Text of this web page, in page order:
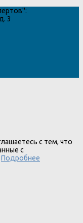
:
3
с тем, что
с
Подробнее